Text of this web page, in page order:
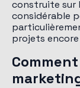
construite sur
considérable
projets